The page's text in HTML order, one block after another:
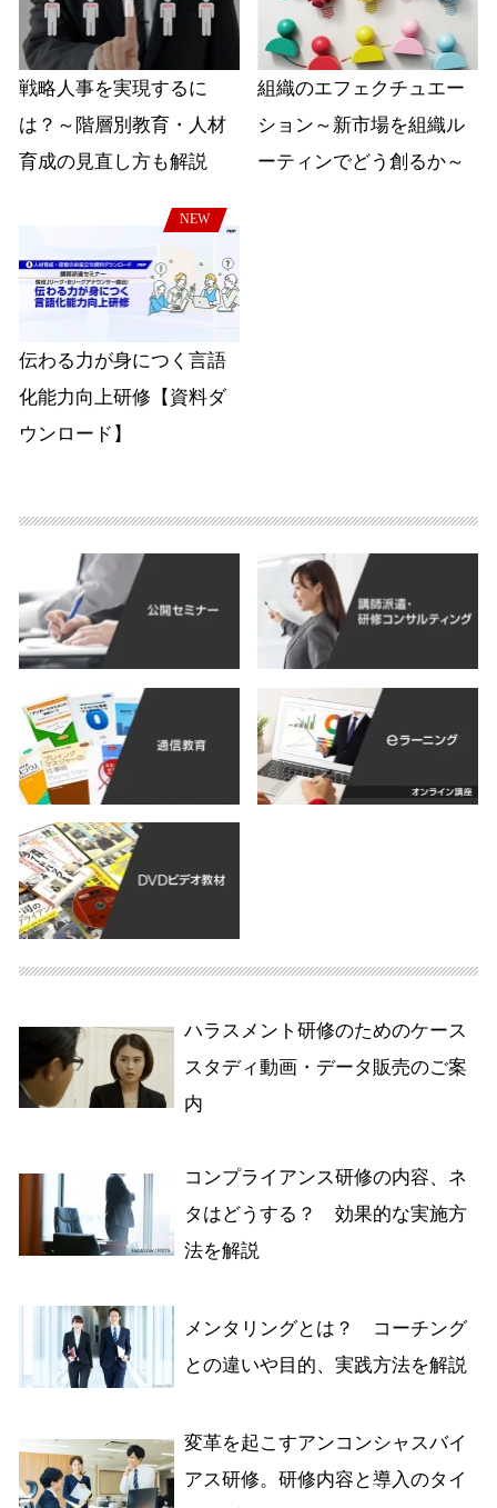
戦略人事を実現するに
は？～階層別教育・人材
育成の見直し方も解説
組織のエフェクチュエー
ション～新市場を組織ル
ーティンでどう創るか～
NEW
伝わる力が身につく言語
化能力向上研修【資料ダ
ウンロード】
ハラスメント研修のためのケース
スタディ動画・データ販売のご案
内
コンプライアンス研修の内容、ネ
タはどうする？ 効果的な実施方
法を解説
メンタリングとは？ コーチング
との違いや目的、実践方法を解説
変革を起こすアンコンシャスバイ
アス研修。研修内容と導入のタイ